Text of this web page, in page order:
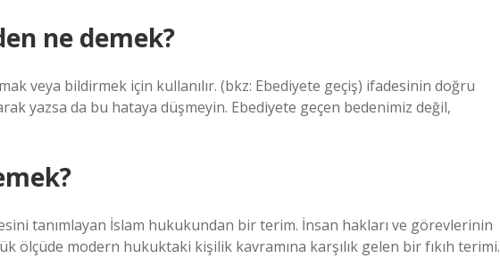
ne demek?
veya bildirmek için kullanılır. (bkz: Ebediyete geçiş) ifadesinin doğru
yazsa da bu hataya düşmeyin. Ebediyete geçen bedenimiz değil,
tanımlayan İslam hukukundan bir terim. İnsan hakları ve görevlerinin
ölçüde modern hukuktaki kişilik kavramına karşılık gelen bir fıkıh terimi.